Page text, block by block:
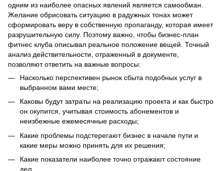
одним из наиболее опасных явлений является самообман.
Желание обрисовать ситуацию в радужных тонах может
сформировать веру в собственную пропаганду, которая имеет
разрушительную силу. Поэтому важно, чтобы бизнес-план
фитнес клуба описывал реальное положение вещей. Точный
анализ действительности, отраженный в документе,
позволяют ответить на важные вопросы:
Насколько перспективен рынок сбыта подобных услуг в
выбранном вами месте;
Каковы будут затраты на реализацию проекта и как быстро
он окупится, учитывая стоимость абонементов и
неизбежные ежемесячные расходы;
Какие проблемы подстерегают бизнес в начале пути и
какие меры можно принять для их решения;
Какие показатели наиболее точно отражают состояние
дел.